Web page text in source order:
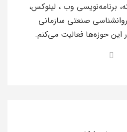
برنامه‌نویسی وب ، لینوکس،
صنعتی سازمانی
این حوزه‌ها فعالیت می‌کنم.